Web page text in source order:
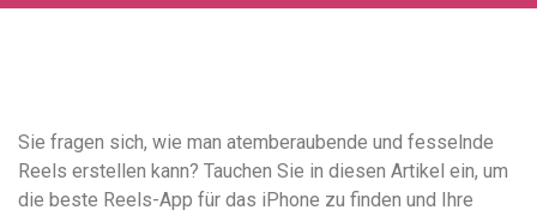
Sie fragen sich, wie man atemberaubende und fesselnde
Reels erstellen kann? Tauchen Sie in diesen Artikel ein, um
die beste Reels-App für das iPhone zu finden und Ihre